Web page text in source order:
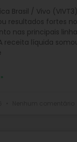
Brasil / Vivo (VIVT3)
resultados fortes
nas principais
receita líquida